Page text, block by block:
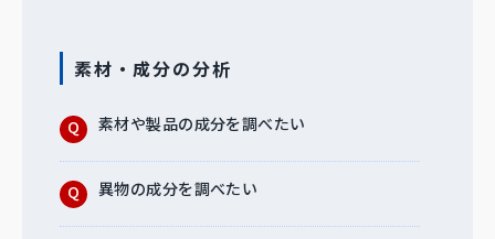
素材・成分の分析
素材や製品の成分を調べたい
異物の成分を調べたい